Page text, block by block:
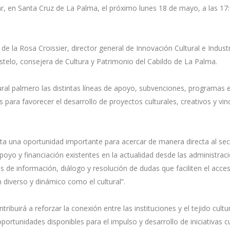
en Santa Cruz de La Palma, el próximo lunes 18 de mayo, a las
la Rosa Croissier, director general de Innovación Cultural e
consejera de Cultura y Patrimonio del Cabildo de La Palma.
palmero las distintas líneas de apoyo, subvenciones, programas
favorecer el desarrollo de proyectos culturales, creativos y
una oportunidad importante para acercar de manera directa al
y financiación existentes en la actualidad desde las
de información, diálogo y resolución de dudas que faciliten el
y dinámico como el cultural”.
a reforzar la conexión entre las instituciones y el tejido
disponibles para el impulso y desarrollo de iniciativas